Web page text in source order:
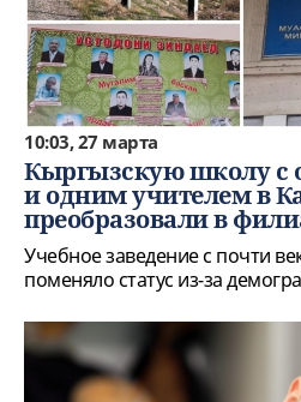
10:03, 27 марта
Кыргызскую школу с
и одним учителем в
преобразовали в
Учебное заведение с почти
поменяло статус из-за